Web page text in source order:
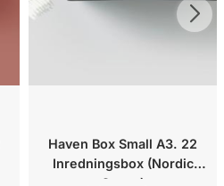
Haven Box Small A3. 22
Inredningsbox (Nordic
Green)